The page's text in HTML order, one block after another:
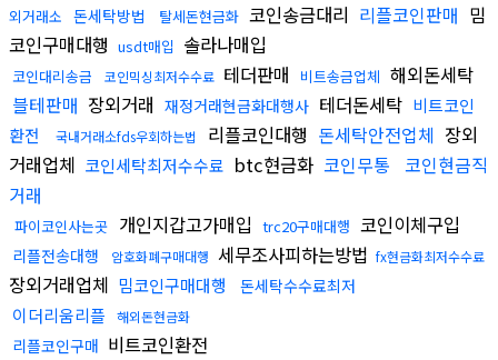
외거래소 돈세탁방법 탈세돈현금화 코인송금대리 리플코인판매 밈
코인구매대행 usdt매입 솔라나매입
코인대리송금 코인믹싱최저수수료 테더판매 비트송금업체 해외돈세탁
블테판매 장외거래 재정거래현금화대행사 테더돈세탁 비트코인
환전
국내거래소fds우회하는법 리플코인대행 돈세탁안전업체 장외
거래업체 코인세탁최저수수료 btc현금화 코인무통 코인현금직
거래
파이코인사는곳 개인지갑고가매입 trc20구매대행 코인이체구입
리플전송대행 암호화폐구매대행 세무조사피하는방법 fx현금화최저수수료
장외거래업체 밈코인구매대행 돈세탁수수료최저
이더리움리플 해외돈현금화
리플코인구매 비트코인환전